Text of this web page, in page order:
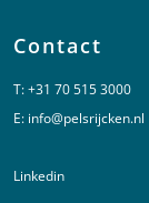
Contact
T:+31 70 515 3000
E: info@pelsrijcken.nl
Linkedin